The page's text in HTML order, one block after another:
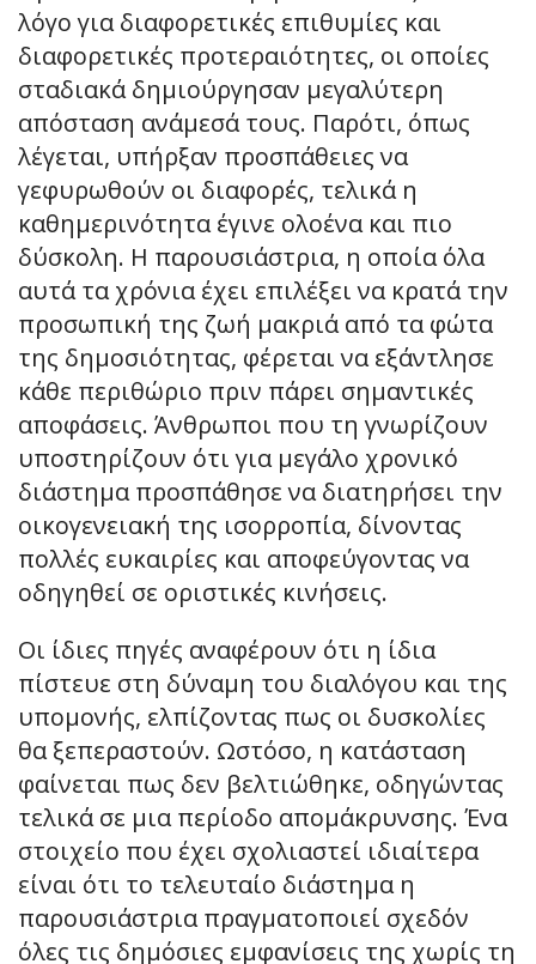
λόγο για διαφορετικές επιθυμίες και
διαφορετικές προτεραιότητες, οι οποίες
σταδιακά δημιούργησαν μεγαλύτερη
απόσταση ανάμεσά τους. Παρότι, όπως
λέγεται, υπήρξαν προσπάθειες να
γεφυρωθούν οι διαφορές, τελικά η
καθημερινότητα έγινε ολοένα και πιο
δύσκολη. Η παρουσιάστρια, η οποία όλα
αυτά τα χρόνια έχει επιλέξει να κρατά την
προσωπική της ζωή μακριά από τα φώτα
της δημοσιότητας, φέρεται να εξάντλησε
κάθε περιθώριο πριν πάρει σημαντικές
αποφάσεις. Άνθρωποι που τη γνωρίζουν
υποστηρίζουν ότι για μεγάλο χρονικό
διάστημα προσπάθησε να διατηρήσει την
οικογενειακή της ισορροπία, δίνοντας
πολλές ευκαιρίες και αποφεύγοντας να
οδηγηθεί σε οριστικές κινήσεις.
Οι ίδιες πηγές αναφέρουν ότι η ίδια
πίστευε στη δύναμη του διαλόγου και της
υπομονής, ελπίζοντας πως οι δυσκολίες
θα ξεπεραστούν. Ωστόσο, η κατάσταση
φαίνεται πως δεν βελτιώθηκε, οδηγώντας
τελικά σε μια περίοδο απομάκρυνσης. Ένα
στοιχείο που έχει σχολιαστεί ιδιαίτερα
είναι ότι το τελευταίο διάστημα η
παρουσιάστρια πραγματοποιεί σχεδόν
όλες τις δημόσιες εμφανίσεις της χωρίς τη